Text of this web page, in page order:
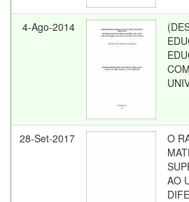
4-Ago-2014
28-Set-2017
O
AO